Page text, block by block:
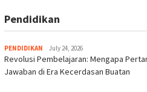
Pendidikan
PENDIDIKAN July 24, 2026
Revolusi Pembelajaran: Mengapa
Jawaban di Era Kecerdasan Buatan